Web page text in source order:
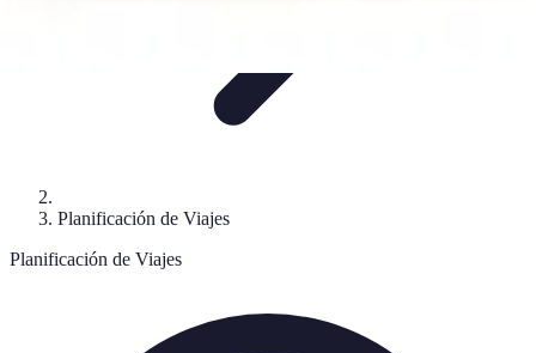
Planificación de Viajes
Planificación de Viajes